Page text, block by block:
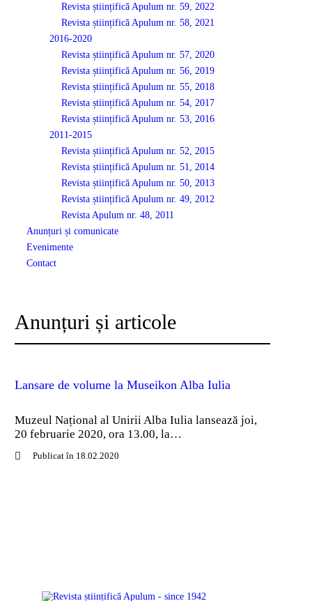
Revista științifică Apulum nr. 59, 2022
Revista științifică Apulum nr. 58, 2021
2016-2020
Revista științifică Apulum nr. 57, 2020
Revista științifică Apulum nr. 56, 2019
Revista științifică Apulum nr. 55, 2018
Revista științifică Apulum nr. 54, 2017
Revista științifică Apulum nr. 53, 2016
2011-2015
Revista științifică Apulum nr. 52, 2015
Revista științifică Apulum nr. 51, 2014
Revista științifică Apulum nr. 50, 2013
Revista științifică Apulum nr. 49, 2012
Revista Apulum nr. 48, 2011
Anunțuri și comunicate
Evenimente
Contact
Anunțuri și articole
Lansare de volume la Museikon Alba Iulia
Muzeul Național al Unirii Alba Iulia lansează joi,
20 februarie 2020, ora 13.00, la…
Publicat în 18.02.2020